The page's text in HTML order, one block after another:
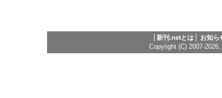
新刊.netとは
お知ら
Copyright (C) 2007-2026,